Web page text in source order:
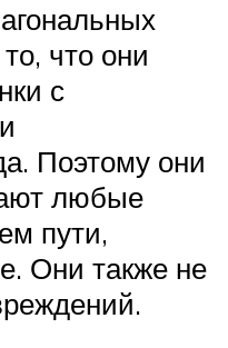
что они
с
Поэтому они
любые
пути,
Они также не